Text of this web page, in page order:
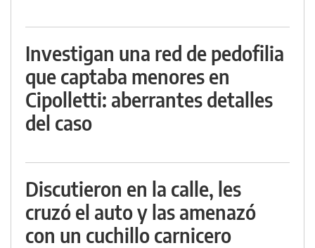
Investigan una red de pedofilia
que captaba menores en
Cipolletti: aberrantes detalles
del caso
Discutieron en la calle, les
cruzó el auto y las amenazó
con un cuchillo carnicero